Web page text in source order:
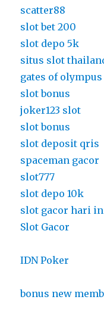
scatter88
slot bet 200
slot depo 5k
situs slot
gates of olympus
slot bonus
joker123 slot
slot bonus
slot deposit qris
spaceman gacor
slot777
slot depo 10k
slot gacor hari
Slot Gacor
IDN Poker
bonus new